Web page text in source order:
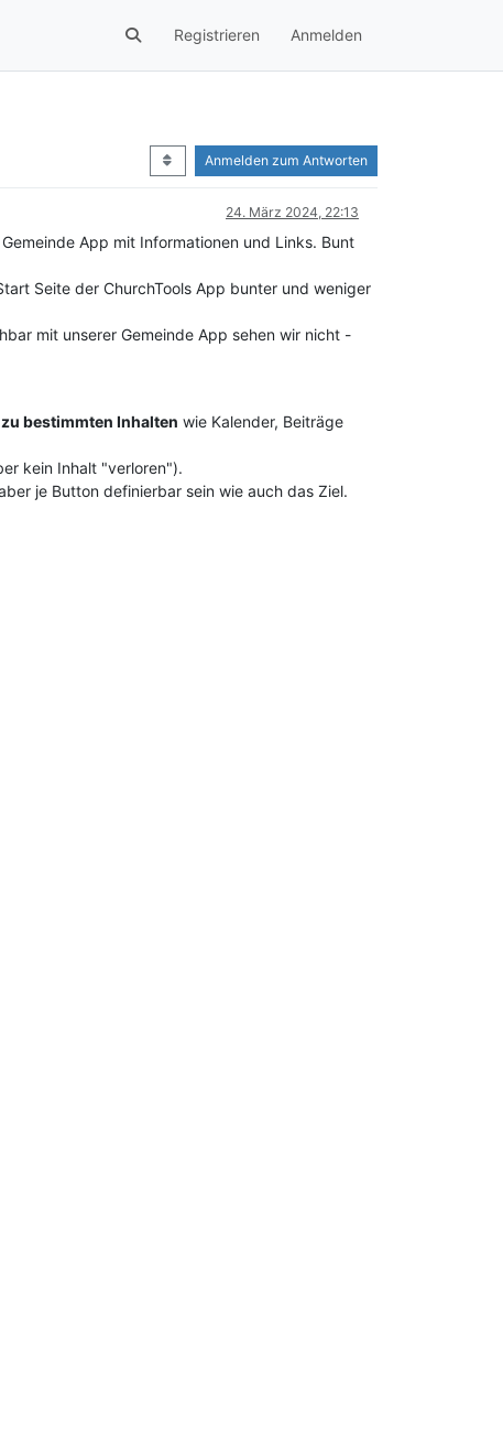
Registrieren Anmelden
Anmelden zum Antworten
24. März 2024, 22:13
App mit Informationen und Links. Bunt
Seite der ChurchTools App bunter und weniger
mit unserer Gemeinde App sehen wir nicht -
bestimmten Inhalten wie Kalender, Beiträge
kein Inhalt "verloren").
je Button definierbar sein wie auch das Ziel.